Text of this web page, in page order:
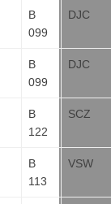
B
099
DJC
B
099
DJC
B
122
SCZ
B
113
VSW